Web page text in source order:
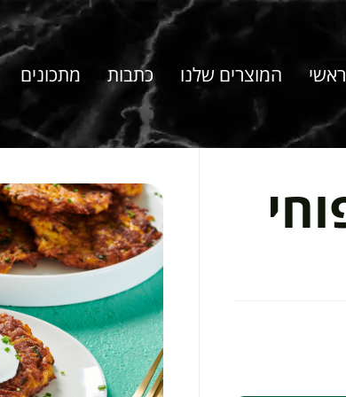
ראשי המוצרים שלנו כתבות מתכונים